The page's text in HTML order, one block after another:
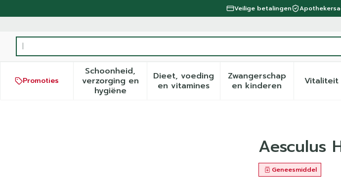
Veilige betalingen
Product, merk, categorie...
Promoties
Schoonheid,
verzorging en
hygiëneToon submenu voor Schoonheid, verzorging en
Dieet, voeding
en vitamines
Toon submenu voor Dieet, voeding
Zwangerschap
en kinderenToon submenu voor
Vitaliteit
Aesculus Hippocastanum 200k Gr 4g
Aesculus
Geneesmiddel